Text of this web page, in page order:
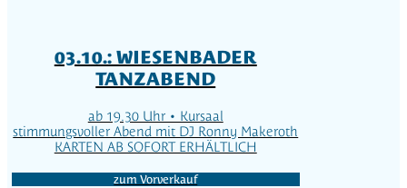
03.10.: WIESENBADER
TANZABEND
ab 19.30 Uhr • Kursaal
stimmungsvoller Abend mit DJ Ronny Makeroth
KARTEN AB SOFORT ERHÄLTLICH
zum Vorverkauf